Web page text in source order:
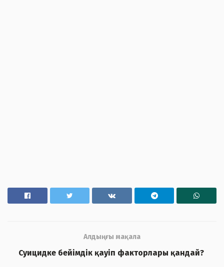
Алдыңғы мақала
Суицидке бейімдік қауіп факторлары қандай?